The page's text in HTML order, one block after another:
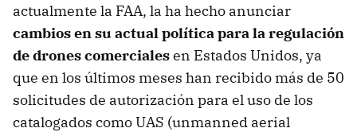
actualmente la FAA, la ha hecho anunciar
cambios en su actual política para la regulación
de drones comercialesen Estados Unidos, ya
que en los últimos meses han recibido más de 50
solicitudes de autorización para el uso de los
catalogados como UAS (unmanned aerial